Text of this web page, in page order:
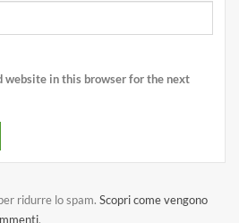
website in this browser for the next
ridurre lo spam. Scopri come vengono
.